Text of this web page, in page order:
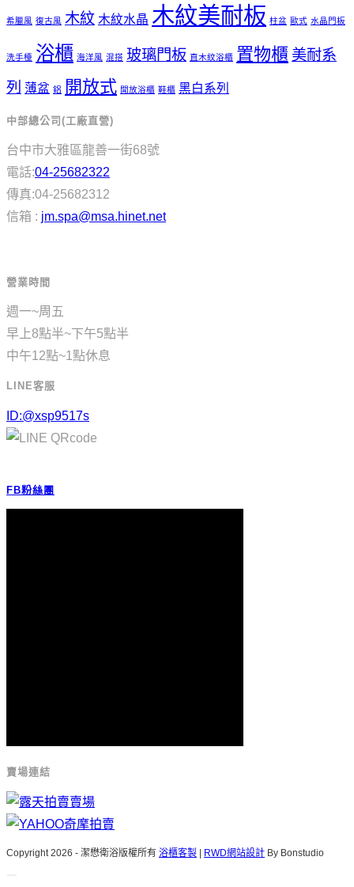
希臘風 復古風 木紋 木紋水晶 木紋美耐板 柱盆 歐式 水晶門板
洗手檯 浴櫃 海洋風 混搭 玻璃門板 直木紋浴櫃 置物櫃 美耐系
列 薄盆 鋁 開放式 開放浴櫃 鞋櫃 黑白系列
中部總公司(工廠直營)
台中市大雅區龍善一街68號
電話:04-25682322
傳真:04-25682312
信箱 : jm.spa@msa.hinet.net
營業時間
週一~周五
早上8點半~下午5點半
中午12點~1點休息
LINE客服
ID:@xsp9517s
FB粉絲團
賣場連結
Copyright 2026 - 潔懋衛浴版權所有 浴櫃客製 | RWD網站設計 By Bonstudio